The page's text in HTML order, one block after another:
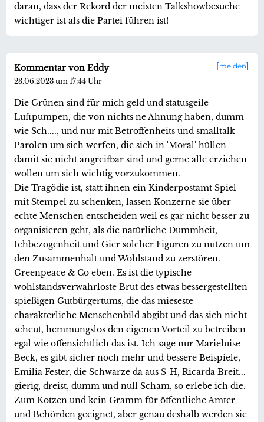
daran, dass der Rekord der meisten Talkshowbesuche
wichtiger ist als die Partei führen ist!
melden
Kommentar von Eddy
23.06.2023 um 17:44 Uhr
Die Grünen sind für mich geld und statusgeile
Luftpumpen, die von nichts ne Ahnung haben, dumm
wie Sch...., und nur mit Betroffenheits und smalltalk
Parolen um sich werfen, die sich in 'Moral' hüllen
damit sie nicht angreifbar sind und gerne alle erziehen
wollen um sich wichtig vorzukommen.
Die Tragödie ist, statt ihnen ein Kinderpostamt Spiel
mit Stempel zu schenken, lassen Konzerne sie über
echte Menschen entscheiden weil es gar nicht besser zu
organisieren geht, als die natürliche Dummheit,
Ichbezogenheit und Gier solcher Figuren zu nutzen um
den Zusammenhalt und Wohlstand zu zerstören.
Greenpeace & Co eben. Es ist die typische
wohlstandsverwahrloste Brut des etwas bessergestellten
spießigen Gutbürgertums, die das mieseste
charakterliche Menschenbild abgibt und das sich nicht
scheut, hemmungslos den eigenen Vorteil zu betreiben
egal wie offensichtlich das ist. Ich sage nur Marieluise
Beck, es gibt sicher noch mehr und bessere Beispiele,
Emilia Fester, die Schwarze da aus S-H, Ricarda Breit...
gierig, dreist, dumm und null Scham, so erlebe ich die.
Zum Kotzen und kein Gramm für öffentliche Ämter
und Behörden geeignet, aber genau deshalb werden sie